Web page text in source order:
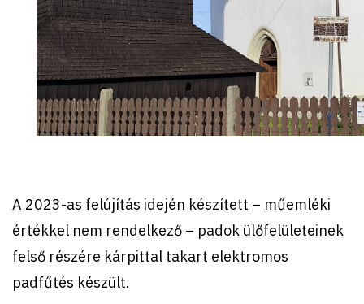
A 2023-as felújítás idején készített – műemléki
értékkel nem rendelkező – padok ülőfelületeinek
felső részére kárpittal takart elektromos
padfűtés készült.